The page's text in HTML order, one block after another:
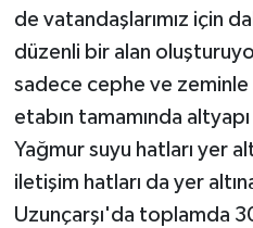
de vatandaşlarımız için
düzenli bir alan
sadece cephe ve zeminle
etabın tamamında
Yağmur suyu hatları yer
iletişim hatları da yer
Uzunçarşı'da toplamda